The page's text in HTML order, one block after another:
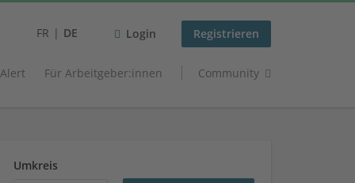
FR DE Login Registrieren
Für Arbeitgeber:innen Community
Umkreis